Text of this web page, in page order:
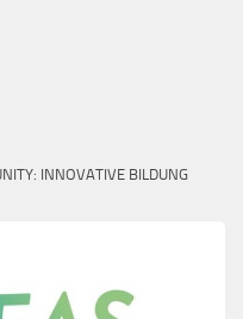
INNOVATIVE BILDUNG